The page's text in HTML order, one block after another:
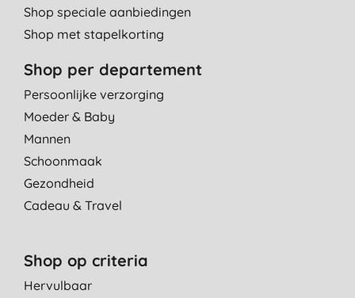
Shop speciale aanbiedingen
Shop met stapelkorting
Shop per departement
Persoonlijke verzorging
Moeder & Baby
Mannen
Schoonmaak
Gezondheid
Cadeau & Travel
Shop op criteria
Hervulbaar